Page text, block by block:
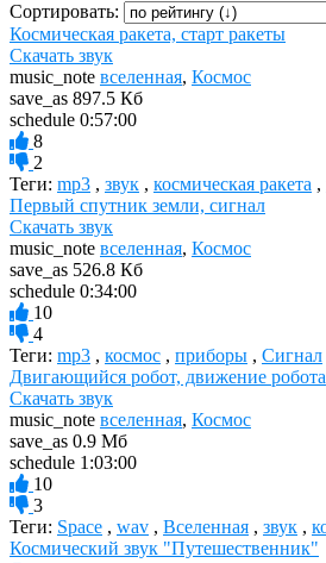
Сортировать:
Космическая ракета, старт ракеты
Скачать звук
music_note вселенная, Космос
save_as 897.5 Кб
schedule 0:57:00
8
2
Теги: mp3 , звук , космическая ракета ,
Первый спутник земли, сигнал
Скачать звук
music_note вселенная, Космос
save_as 526.8 Кб
schedule 0:34:00
10
4
Теги: mp3 , космос , приборы , Сигнал
Двигающийся робот, движение робота
Скачать звук
music_note вселенная, Космос
save_as 0.9 Мб
schedule 1:03:00
10
3
Теги: Space , wav , Вселенная , звук ,
Космический звук "Путешественник"